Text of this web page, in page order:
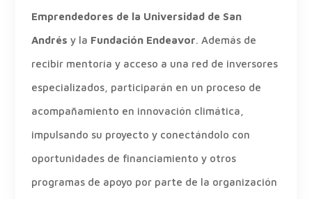
Emprendedores de la Universidad de San
Andrés y la Fundación Endeavor. Además de
recibir mentoría y acceso a una red de inversores
especializados, participarán en un proceso de
acompañamiento en innovación climática,
impulsando su proyecto y conectándolo con
oportunidades de financiamiento y otros
programas de apoyo por parte de la organización